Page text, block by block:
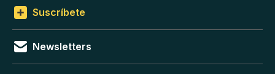
Suscríbete
Newsletters